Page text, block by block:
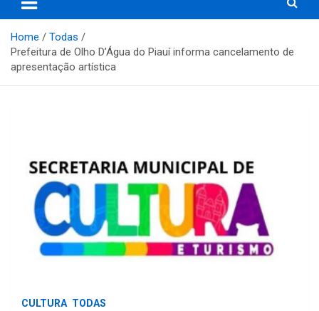
Home
Todas
Prefeitura de Olho D’Água do Piauí informa cancelamento de
apresentação artística
CULTURA TODAS